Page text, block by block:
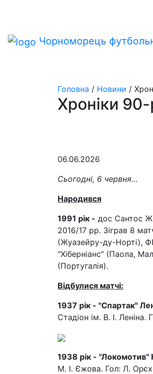
Чорноморець
Головна / Новини /
Хроніки
06.06.2026
Сьогодні, 6 червня…
Народився
1991 рік - дос Сантос
2016/17 рр. Зіграв 8
(Жуазейру-ду-Норті),
"Хіберніанс" (Паола,
(Португалія).
Відбулися матчі:
1937 рік - "Спартак"
Стадіон ім. В. І.
1938 рік -
М. І. Єжова. Гол: Л.